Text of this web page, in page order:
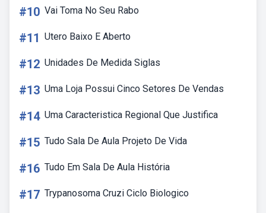
#10 Vai Toma No Seu Rabo
#11 Utero Baixo E Aberto
#12 Unidades De Medida Siglas
#13 Uma Loja Possui Cinco Setores De Vendas
#14 Uma Caracteristica Regional Que Justifica
#15 Tudo Sala De Aula Projeto De Vida
#16 Tudo Em Sala De Aula História
#17 Trypanosoma Cruzi Ciclo Biologico